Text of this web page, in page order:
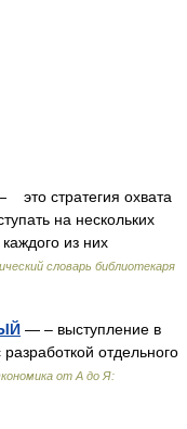
это стратегия охвата
на нескольких
из них
словарь библиотекаря
— – выступление в
отдельного
от А до Я: